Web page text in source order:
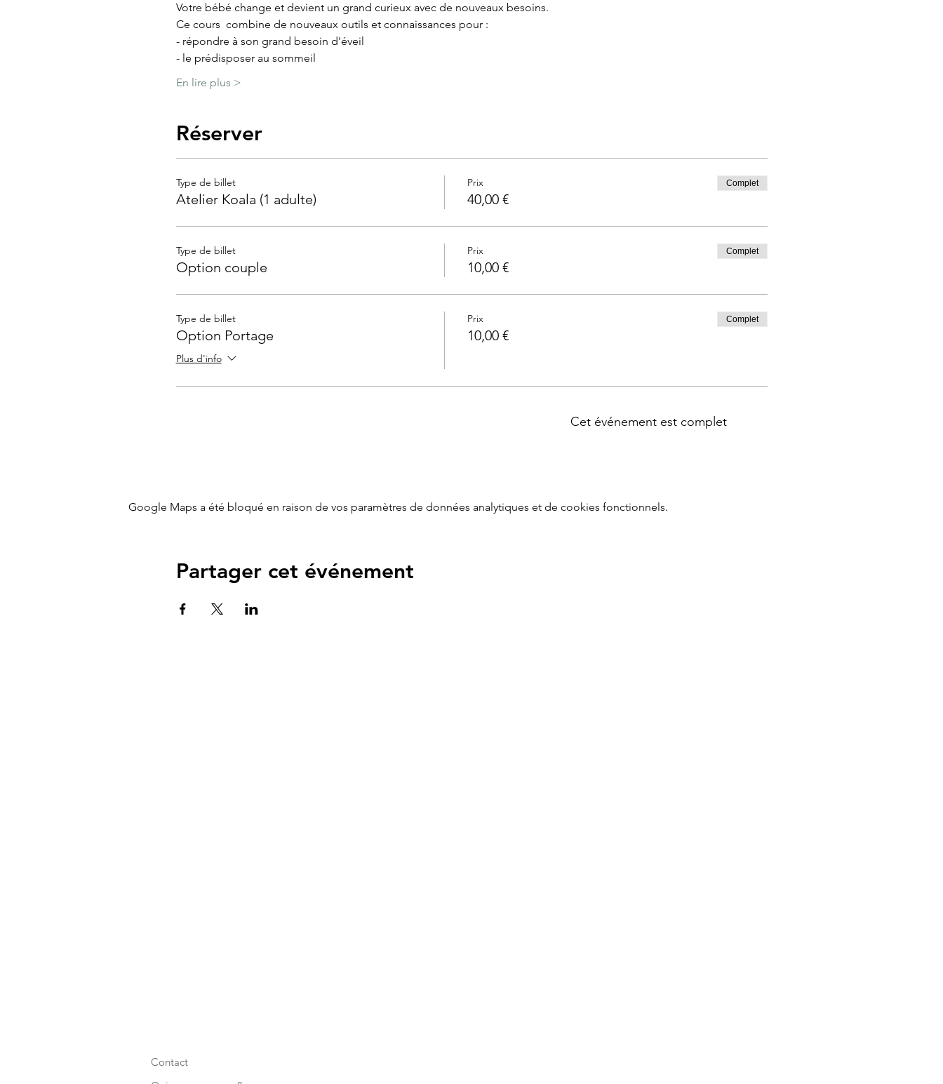
Votre bébé change et devient un grand curieux avec de nouveaux besoins.
Ce cours  combine de nouveaux outils et connaissances pour :
- répondre à son grand besoin d'éveil
- le prédisposer au sommeil
En lire plus >
Réserver
Type de billet
Atelier Koala (1 adulte)
Prix
40,00 €
Complet
Type de billet
Option couple
Prix
10,00 €
Complet
Type de billet
Option Portage
Plus d'info
Prix
10,00 €
Complet
Cet événement est complet
Google Maps a été bloqué en raison de vos paramètres de données analytiques et de cookies fonctionnels.
Partager cet événement
Contact